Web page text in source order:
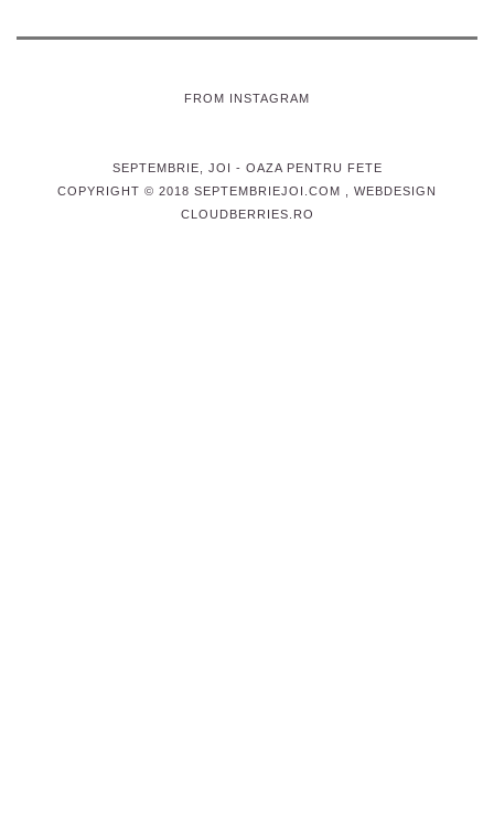
FROM INSTAGRAM
SEPTEMBRIE, JOI
- OAZA PENTRU FETE
COPYRIGHT © 2018 SEPTEMBRIEJOI.COM , WEBDESIGN
CLOUDBERRIES.RO